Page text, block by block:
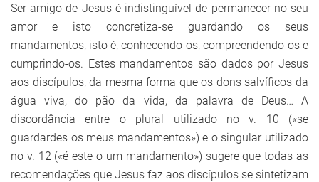
Ser amigo de Jesus é indistinguível de permanecer no seu
amor e isto concretiza-se guardando os seus
mandamentos, isto é, conhecendo-os, compreendendo-os e
cumprindo-os. Estes mandamentos são dados por Jesus
aos discípulos, da mesma forma que os dons salvíficos da
água viva, do pão da vida, da palavra de Deus… A
discordância entre o plural utilizado no v. 10 («se
guardardes os meus mandamentos») e o singular utilizado
no v. 12 («é este o um mandamento») sugere que todas as
recomendações que Jesus faz aos discípulos se sintetizam